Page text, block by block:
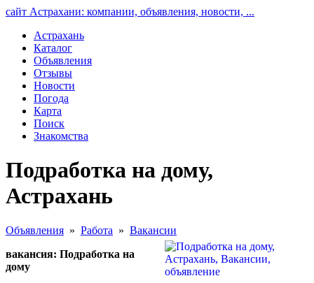
сайт Астрахани: компании, объявления, новости, ...
Астрахань
Каталог
Объявления
Отзывы
Новости
Погода
Карта
Поиск
Знакомства
Подработка на дому,
Астрахань
Объявления » Работа » Вакансии
вакансия: Подработка на
дому